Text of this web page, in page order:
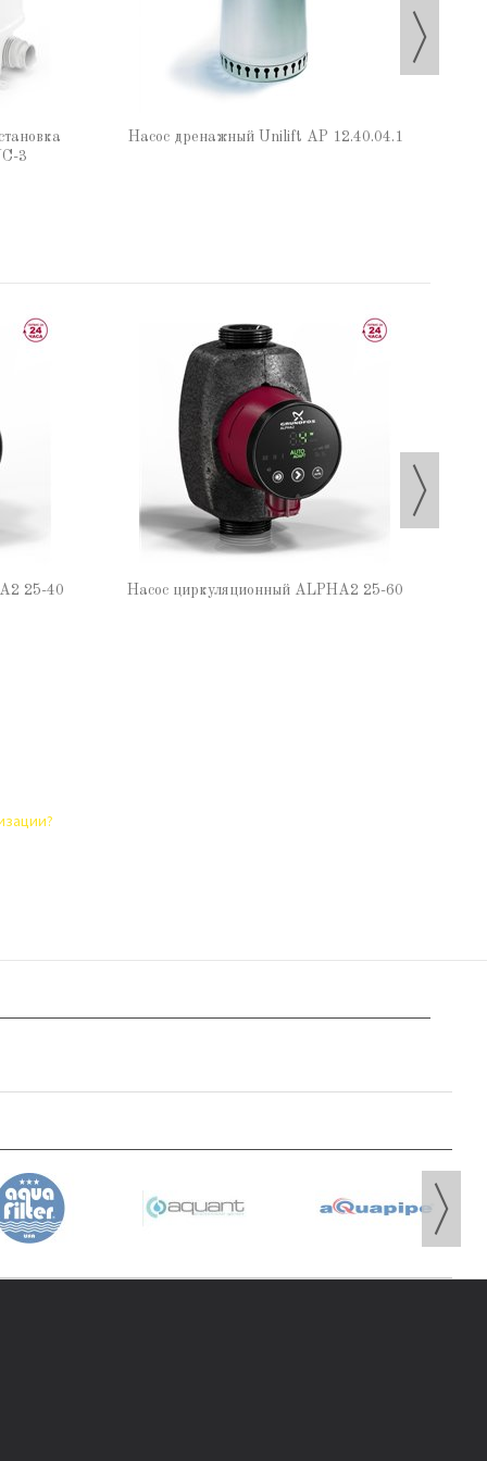
3
Насос дренажный Unilift AP 12.40.04.1
25-40 Насос циркуляционный ALPHA2 25-60